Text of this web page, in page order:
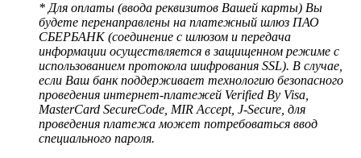
* Для оплаты (ввода реквизитов Вашей карты) Вы
будете перенаправлены на платежный шлюз ПАО
СБЕРБАНК (соединение с шлюзом и передача
информации осуществляется в защищенном режиме с
использованием протокола шифрования SSL). В случае,
если Ваш банк поддерживает технологию безопасного
проведения интернет-платежей Verified By Visa,
MasterCard SecureCode, MIR Accept, J-Secure, для
проведения платежа может потребоваться ввод
специального пароля.